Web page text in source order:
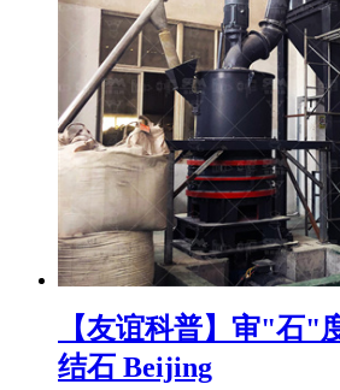
【友谊科普】审"石"
结石 Beijing